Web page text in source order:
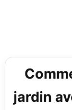
jardin